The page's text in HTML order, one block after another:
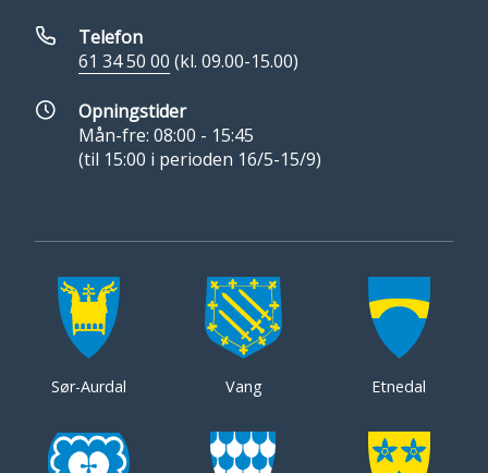
Telefon
61 34 50 00 (kl. 09.00-15.00)
Opningstider
Mån-fre: 08:00 - 15:45
(til 15:00 i perioden 16/5-15/9)
Sør-Aurdal Vang Etnedal